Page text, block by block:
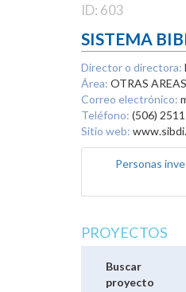
ID: 603
SISTEMA
Director o directora:
Área: OTRAS AREAS
Correo electrónico:
Teléfono: (506)
Sitio web:
Personas
PROYECTOS
Buscar
proyecto